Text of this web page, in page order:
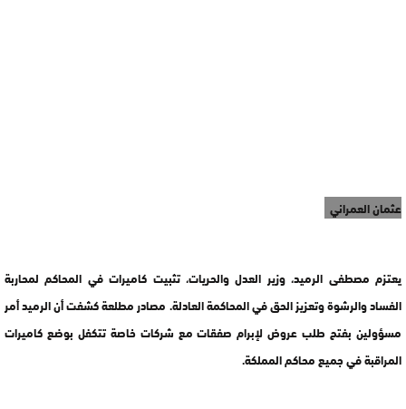
عثمان العمراني
يعتزم مصطفى الرميد، وزير العدل والحريات، تثبيت كاميرات في المحاكم لمحاربة
الفساد والرشوة وتعزيز الحق في المحاكمة العادلة. مصادر مطلعة كشفت أن الرميد أمر
مسؤولين بفتح طلب عروض لإبرام صفقات مع شركات خاصة تتكفل بوضع كاميرات
المراقبة في جميع محاكم المملكة.